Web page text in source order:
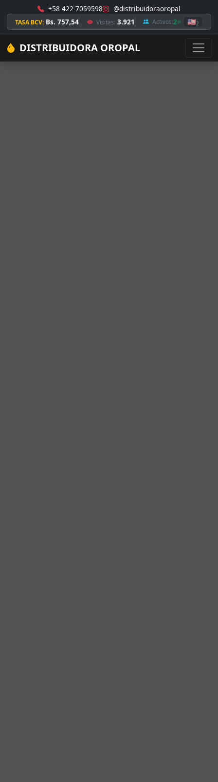
+58 422-7059598 @distribuidoraoropal
TASA BCV: Bs. 757,54 Visitas: 3.921 Activos:2 🇺🇸2
DISTRIBUIDORA OROPAL